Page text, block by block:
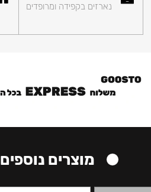
נארזים בקפידה ומרופדים
מוצרים נוספים